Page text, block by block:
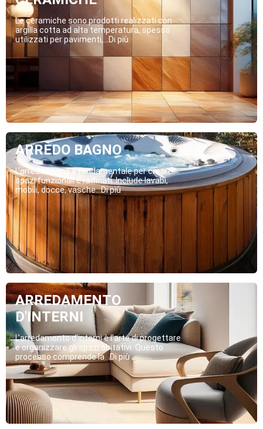
Le ceramiche sono prodotti realizzati con
argilla cotta ad alta temperatura, spesso
utilizzati per pavimenti,...Di più
ARREDO BAGNO
L’arredo bagno è fondamentale per creare
spazi funzionali e raffinati. Include lavabi,
mobili, docce, vasche...Di più
ARREDAMENTO
D'INTERNI
L’arredamento d’interni è l’arte di progettare
e organizzare gli spazi abitativi. Questo
processo comprende la...Di più